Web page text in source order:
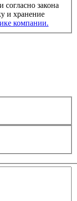
согласно закона
и хранение
компании.